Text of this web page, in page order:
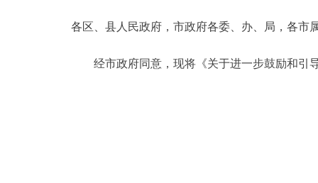
各区、县人民政府，市政府各委、办、局，各市
经市政府同意，现将《关于进一步鼓励和引导